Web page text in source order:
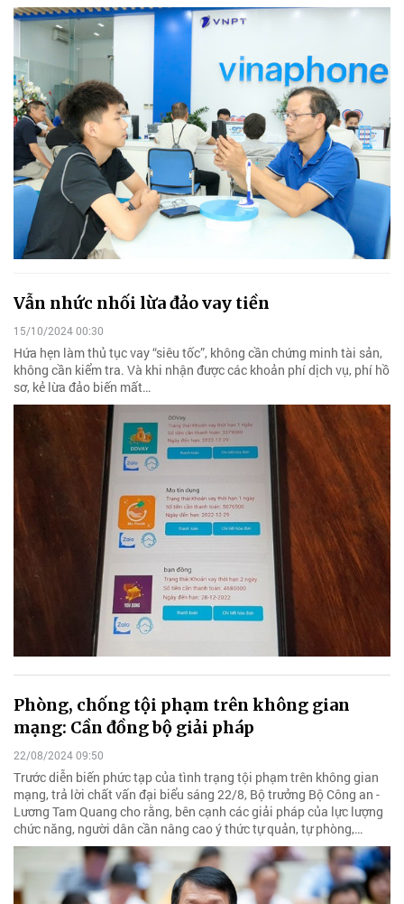
Vẫn nhức nhối lừa đảo vay tiền
15/10/2024 00:30
Hứa hẹn làm thủ tục vay “siêu tốc”, không cần chứng minh tài sản,
không cần kiểm tra. Và khi nhận được các khoản phí dịch vụ, phí hồ
sơ, kẻ lừa đảo biến mất…
Phòng, chống tội phạm trên không gian
mạng: Cần đồng bộ giải pháp
22/08/2024 09:50
Trước diễn biến phức tạp của tình trạng tội phạm trên không gian
mạng, trả lời chất vấn đại biểu sáng 22/8, Bộ trưởng Bộ Công an -
Lương Tam Quang cho rằng, bên cạnh các giải pháp của lực lượng
chức năng, người dân cần nâng cao ý thức tự quản, tự phòng,…